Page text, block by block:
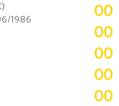
1986
00
00
00
00
00